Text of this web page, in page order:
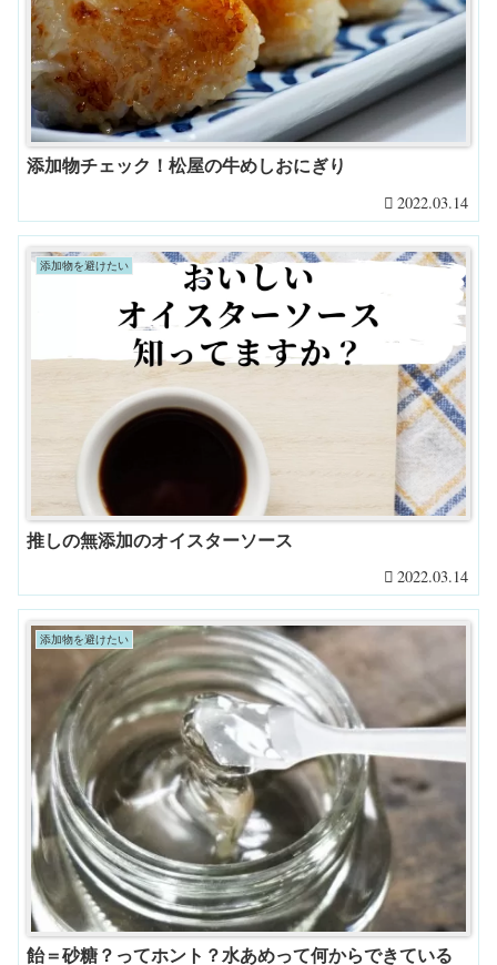
添加物チェック！松屋の牛めしおにぎり
2022.03.14
添加物を避けたい
推しの無添加のオイスターソース
2022.03.14
添加物を避けたい
飴＝砂糖？ってホント？水あめって何からできている